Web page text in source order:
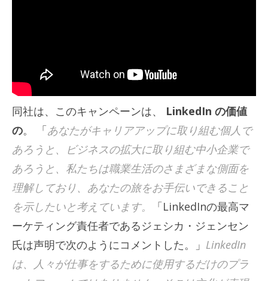
同社は、このキャンペーンは、 LinkedIn の価値
の。 「あなたがキャリアアップに取り組む個人で
あろうと、ビジネスの拡大に取り組む中小企業で
あろうと、私たちは職業生活のさまざまな側面を
理解しており、あなたの旅をお手伝いできること
を示したいと考えています。
「LinkedInの最高マ
ーケティング責任者であるジェシカ・ジェンセン
氏は声明で次のようにコメントした。」 LinkedIn
は、人々が仕事をするために使用するだけのプラ